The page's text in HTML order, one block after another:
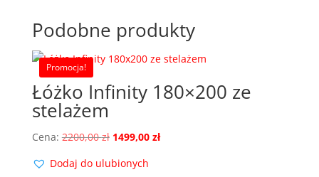
Podobne produkty
Promocja!
Łóżko Infinity 180×200 ze
stelażem
Cena: 2200,00zł Pierwotna
wynosiła:
1499,00 złAktualna
Dodaj do ulubionych